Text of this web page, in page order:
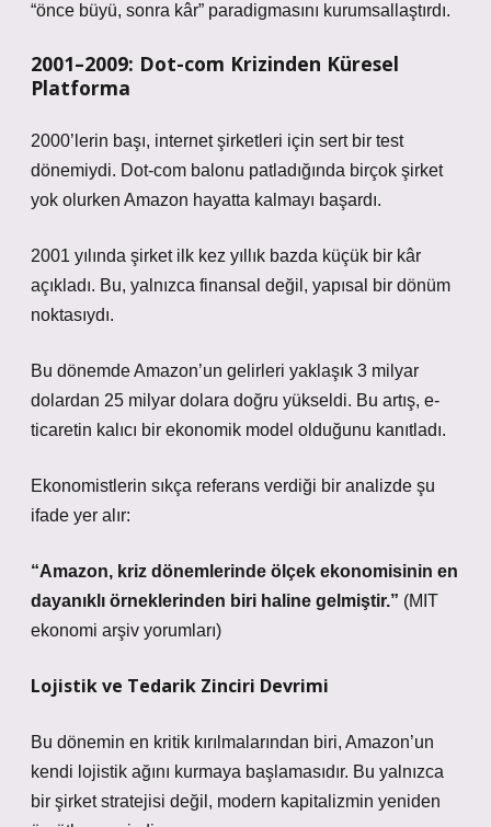
“önce büyü, sonra kâr” paradigmasını kurumsallaştırdı.
2001–2009: Dot-com Krizinden Küresel
Platforma
2000’lerin başı, internet şirketleri için sert bir test
dönemiydi. Dot-com balonu patladığında birçok şirket
yok olurken Amazon hayatta kalmayı başardı.
2001 yılında şirket ilk kez yıllık bazda küçük bir kâr
açıkladı. Bu, yalnızca finansal değil, yapısal bir dönüm
noktasıydı.
Bu dönemde Amazon’un gelirleri yaklaşık 3 milyar
dolardan 25 milyar dolara doğru yükseldi. Bu artış, e-
ticaretin kalıcı bir ekonomik model olduğunu kanıtladı.
Ekonomistlerin sıkça referans verdiği bir analizde şu
ifade yer alır:
“Amazon, kriz dönemlerinde ölçek ekonomisinin en
dayanıklı örneklerinden biri haline gelmiştir.” (MIT
ekonomi arşiv yorumları)
Lojistik ve Tedarik Zinciri Devrimi
Bu dönemin en kritik kırılmalarından biri, Amazon’un
kendi lojistik ağını kurmaya başlamasıdır. Bu yalnızca
bir şirket stratejisi değil, modern kapitalizmin yeniden